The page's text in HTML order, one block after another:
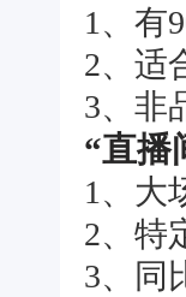
1、有
2、适
3、非
“直播
1、大
2、特
3、同